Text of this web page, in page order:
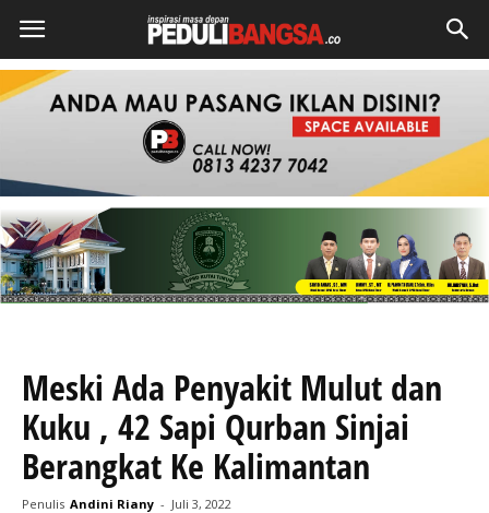
Meski Ada Penyakit Mulut dan
Kuku , 42 Sapi Qurban Sinjai
Berangkat Ke Kalimantan
Penulis Andini Riany - Juli 3, 2022